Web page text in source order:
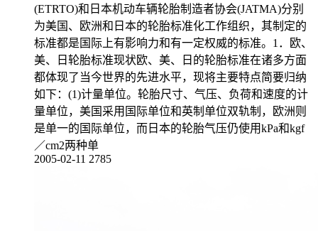
(ETRTO)和日本机动车辆轮胎制造者协会(JATMA)分别
为美国、欧洲和日本的轮胎标准化工作组织，其制定的
标准都是国际上有影响力和有一定权威的标准。1．欧、
美、日轮胎标准现状欧、美、日的轮胎标准在诸多方面
都体现了当今世界的先进水平，现将主要特点简要归纳
如下：(1)计量单位。轮胎尺寸、气压、负荷和速度的计
量单位，美国采用国际单位和英制单位双轨制，欧洲则
是单一的国际单位，而日本的轮胎气压仍使用kPa和kgf
／cm2两种单
2005-02-11 2785